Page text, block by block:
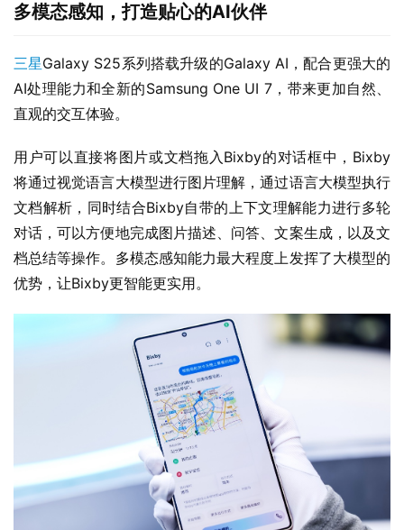
多模态感知，打造贴心的AI伙伴
三星Galaxy S25系列搭载升级的Galaxy AI，配合更强大的
AI处理能力和全新的Samsung One UI 7，带来更加自然、
直观的交互体验。
用户可以直接将图片或文档拖入Bixby的对话框中，Bixby
将通过视觉语言大模型进行图片理解，通过语言大模型执行
文档解析，同时结合Bixby自带的上下文理解能力进行多轮
对话，可以方便地完成图片描述、问答、文案生成，以及文
档总结等操作。多模态感知能力最大程度上发挥了大模型的
优势，让Bixby更智能更实用。